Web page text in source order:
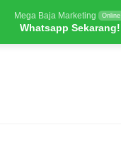
Mega Baja Marketing Online
Whatsapp Sekarang!